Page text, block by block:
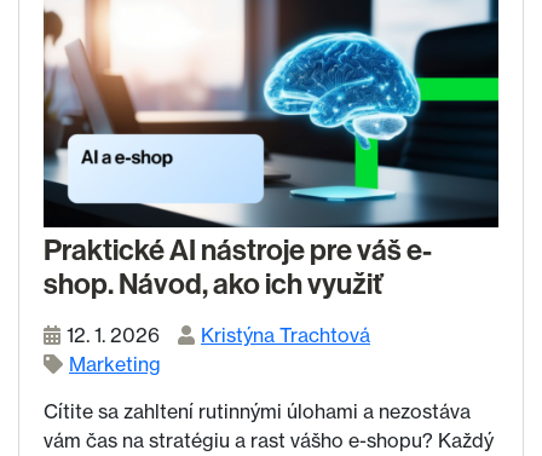
Praktické AI nástroje pre váš e-
shop. Návod, ako ich využiť
12. 1. 2026
Kristýna Trachtová
Marketing
Cítite sa zahltení rutinnými úlohami a nezostáva
vám čas na stratégiu a rast vášho e-shopu? Každý